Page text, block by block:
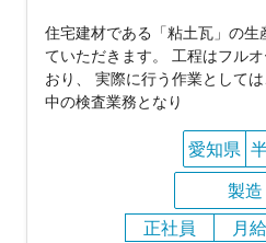
住宅建材である「粘土瓦」の生
ていただきます。 工程はフル
おり、 実際に行う作業として
中の検査業務となり
愛知県
製造
正社員
月